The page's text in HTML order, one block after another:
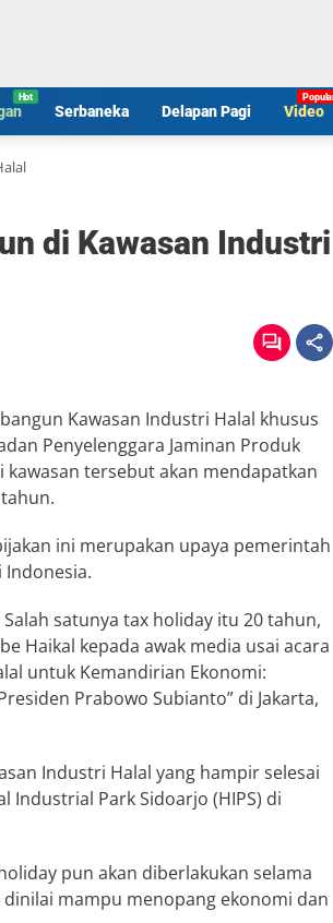
Serbaneka Delapan Pagi Video
di Kawasan Industri
Kawasan Industri Halal khusus
Penyelenggara Jaminan Produk
kawasan tersebut akan mendapatkan
ini merupakan upaya pemerintah
satunya tax holiday itu 20 tahun,
Haikal kepada awak media usai acara
untuk Kemandirian Ekonomi:
Prabowo Subianto” di Jakarta,
Industri Halal yang hampir selesai
Industrial Park Sidoarjo (HIPS) di
pun akan diberlakukan selama
mampu menopang ekonomi dan